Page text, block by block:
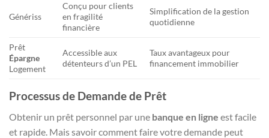
Génériss
Conçu pour clients
en fragilité
financière
Simplification de la gestion
quotidienne
Prêt
Épargne
Logement
Accessible aux
détenteurs d’un PEL
Taux avantageux pour
financement immobilier
Processus de Demande de Prêt
Obtenir un prêt personnel par une banque en ligne est facile
et rapide. Mais savoir comment faire votre demande peut